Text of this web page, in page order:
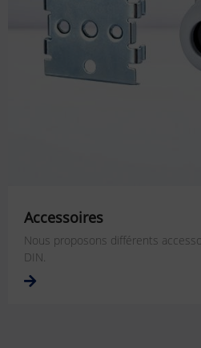
Accessoires
Nous proposons différents
DIN.